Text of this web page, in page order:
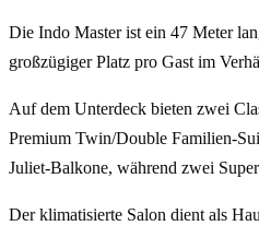
Die Indo Master ist ein 47 Meter
großzügiger Platz pro Gast im
Auf dem Unterdeck bieten zwei
Premium Twin/Double Familien-
Juliet-Balkone, während zwei
Der klimatisierte Salon dient als